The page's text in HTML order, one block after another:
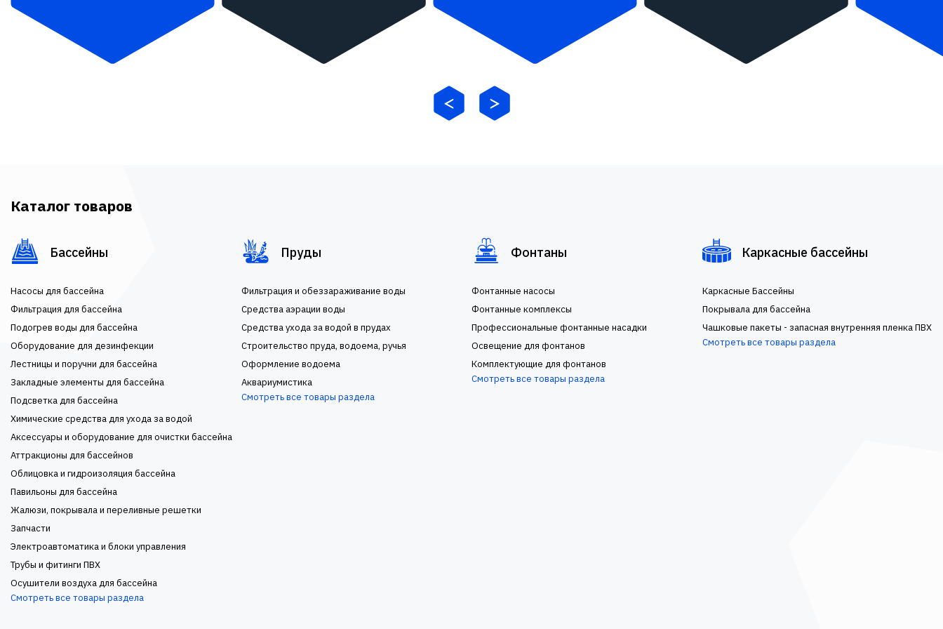
Каталог товаров
Бассейны
Насосы для бассейна
Фильтрация для бассейна
Подогрев воды для бассейна
Оборудование для дезинфекции
Лестницы и поручни для бассейна
Закладные элементы для бассейна
Подсветка для бассейна
Химические средства для ухода за водой
Аксессуары и оборудование для очистки бассейна
Аттракционы для бассейнов
Облицовка и гидроизоляция бассейна
Павильоны для бассейна
Жалюзи, покрывала и переливные решетки
Запчасти
Электроавтоматика и блоки управления
Трубы и фитинги ПВХ
Осушители воздуха для бассейна
Смотреть все товары раздела
Пруды
Фильтрация и обеззараживание воды
Средства аэрации воды
Средства ухода за водой в прудах
Строительство пруда, водоема, ручья
Оформление водоема
Аквариумистика
Смотреть все товары раздела
Фонтаны
Фонтанные насосы
Фонтанные комплексы
Профессиональные фонтанные насадки
Освещение для фонтанов
Комплектующие для фонтанов
Смотреть все товары раздела
Каркасные бассейны
Каркасные Бассейны
Покрывала для бассейна
Чашковые пакеты - запасная внутренняя пленка ПВХ
Смотреть все товары раздела